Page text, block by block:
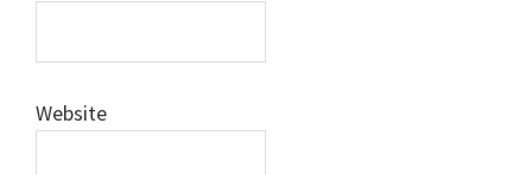
Website